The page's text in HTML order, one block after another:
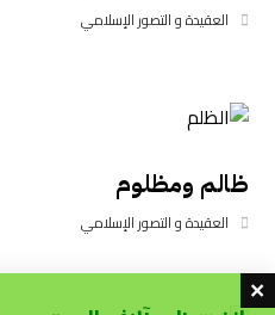
العقيدة و التصور الإسلامي
ظالم ومظلوم
العقيدة و التصور الإسلامي